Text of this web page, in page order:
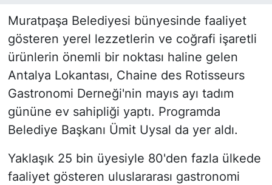
Muratpaşa Belediyesi bünyesinde faaliyet
gösteren yerel lezzetlerin ve coğrafi işaretli
ürünlerin önemli bir noktası haline gelen
Antalya Lokantası, Chaine des Rotisseurs
Gastronomi Derneği'nin mayıs ayı tadım
gününe ev sahipliği yaptı. Programda
Belediye Başkanı Ümit Uysal da yer aldı.
Yaklaşık 25 bin üyesiyle 80'den fazla ülkede
faaliyet gösteren uluslararası gastronomi